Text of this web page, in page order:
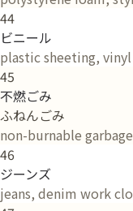
44
ビニール
plastic sheeting, vinyl
45
不燃ごみ
ふねんごみ
non-burnable garbage
46
ジーンズ
jeans, denim work